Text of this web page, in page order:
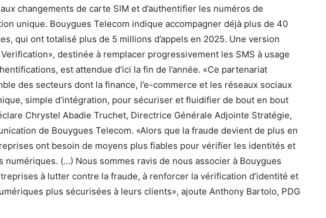
changements de carte SIM et d’authentifier les numéros de
unique. Bouygues Telecom indique accompagner déjà plus de 40
qui ont totalisé plus de 5 millions d’appels en 2025. Une version
Verification», destinée à remplacer progressivement les SMS à usage
est attendue d’ici la fin de l’année. «Ce partenariat
des secteurs dont la finance, l’e-commerce et les réseaux sociaux
simple d’intégration, pour sécuriser et fluidifier de bout en bout
Chrystel Abadie Truchet, Directrice Générale Adjointe Stratégie,
de Bouygues Telecom. «Alors que la fraude devient de plus en
ont besoin de moyens plus fiables pour vérifier les identités et
(…) Nous sommes ravis de nous associer à Bouygues
à lutter contre la fraude, à renforcer la vérification d’identité et
plus sécurisées à leurs clients», ajoute Anthony Bartolo, PDG